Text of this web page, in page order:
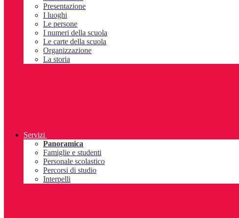
Presentazione
I luoghi
Le persone
I numeri della scuola
Le carte della scuola
Organizzazione
La storia
Servizi
Panoramica
Famiglie e studenti
Personale scolastico
Percorsi di studio
Interpelli